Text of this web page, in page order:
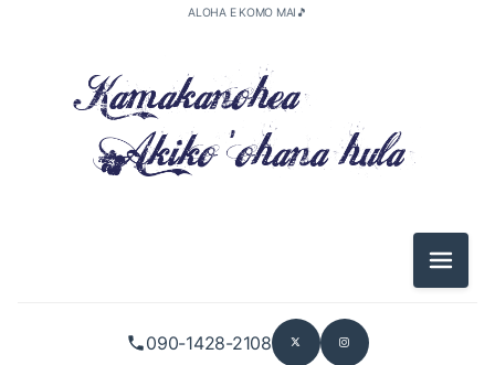
090-1428-2108
ALOHA E KOMO MAI🎵
メニュ